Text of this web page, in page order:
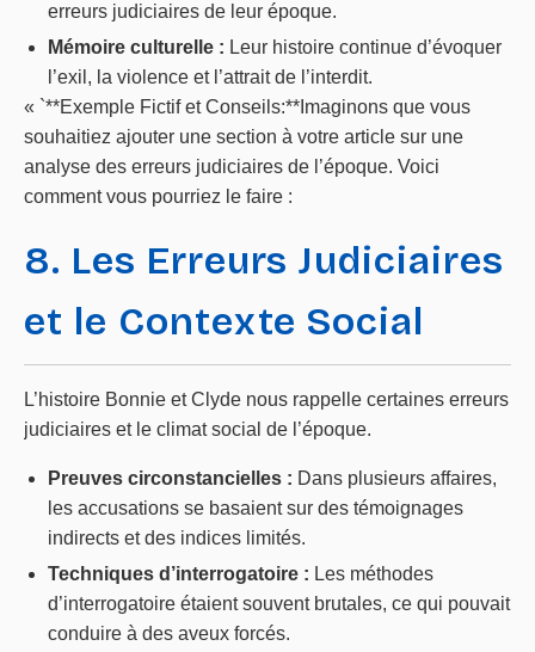
erreurs judiciaires de leur époque.
Mémoire culturelle : Leur histoire continue d’évoquer
l’exil, la violence et l’attrait de l’interdit.
« `**Exemple Fictif et Conseils:**Imaginons que vous
souhaitiez ajouter une section à votre article sur une
analyse des erreurs judiciaires de l’époque. Voici
comment vous pourriez le faire :
8. Les Erreurs Judiciaires
et le Contexte Social
L’histoire Bonnie et Clyde nous rappelle certaines erreurs
judiciaires et le climat social de l’époque.
Preuves circonstancielles : Dans plusieurs affaires,
les accusations se basaient sur des témoignages
indirects et des indices limités.
Techniques d’interrogatoire : Les méthodes
d’interrogatoire étaient souvent brutales, ce qui pouvait
conduire à des aveux forcés.